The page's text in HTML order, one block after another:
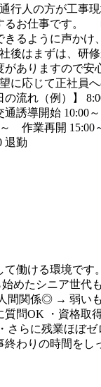
人の方が工事現
るお仕事です。
きるように声かけ
はまずは、研修
がありますので安
応じて正社員へ
流れ（例）】
誘導開始 10:00
作業再開 15:00
退勤
て働ける環境で
めたシニア世代
間関係◎ → 弱い
質問OK ・資格取
さらに残業ほぼ
わりの時間をし